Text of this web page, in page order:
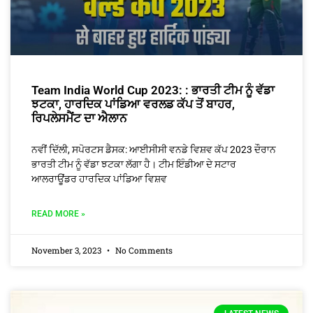
Team India World Cup 2023: : ਭਾਰਤੀ ਟੀਮ ਨੂੰ ਵੱਡਾ
ਝਟਕਾ, ਹਾਰਦਿਕ ਪਾਂਡਿਆ ਵਰਲਡ ਕੱਪ ਤੋਂ ਬਾਹਰ,
ਰਿਪਲੇਸਮੈਂਟ ਦਾ ਐਲਾਨ
ਨਵੀਂ ਦਿੱਲੀ, ਸਪੋਰਟਸ ਡੈਸਕ: ਆਈਸੀਸੀ ਵਨਡੇ ਵਿਸ਼ਵ ਕੱਪ 2023 ਦੌਰਾਨ
ਭਾਰਤੀ ਟੀਮ ਨੂੰ ਵੱਡਾ ਝਟਕਾ ਲੱਗਾ ਹੈ। ਟੀਮ ਇੰਡੀਆ ਦੇ ਸਟਾਰ
ਆਲਰਾਊਂਡਰ ਹਾਰਦਿਕ ਪਾਂਡਿਆ ਵਿਸ਼ਵ
READ MORE »
November 3, 2023 No Comments